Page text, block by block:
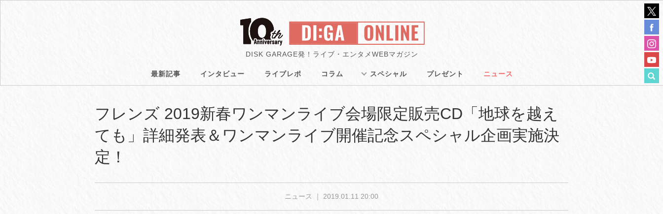
DISK GARAGE発！ライブ・エンタメWEBマガジン
最新記事 インタビュー ライブレポ コラム スペシャル プレゼント ニュース
フレンズ 2019新春ワンマンライブ会場限定販売CD「地球を越え
ても」詳細発表＆ワンマンライブ開催記念スペシャル企画実施決
定！
ニュース ｜ 2019.01.11 20:00